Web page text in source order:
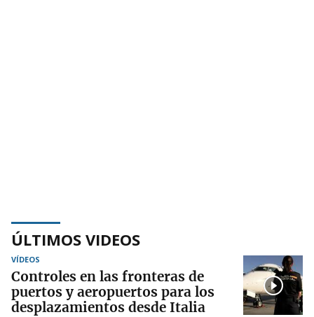
ÚLTIMOS VIDEOS
VÍDEOS
Controles en las fronteras de
puertos y aeropuertos para los
desplazamientos desde Italia